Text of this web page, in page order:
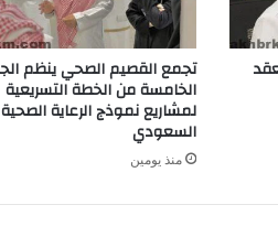
تجمع القصيم الصحي ينظم
الخامسة من الخطة التسريعية
لمشاريع نموذج الرعاية الصحية
السعودي
منذ يومين